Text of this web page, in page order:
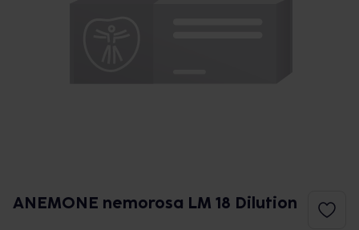
ANEMONE nemorosa LM 18 Dilution